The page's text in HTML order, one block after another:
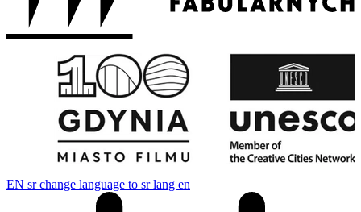
EN sr change language to sr lang en